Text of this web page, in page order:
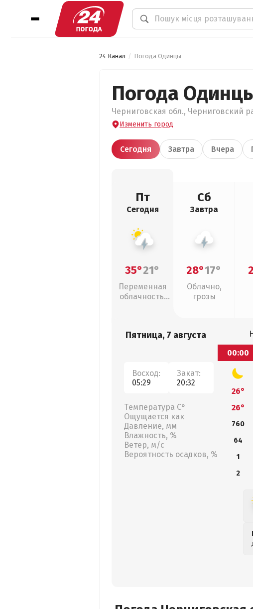
24 Канал Погода Одинцы
Погода
Черниговская обл., Черниговский
Изменить город
Сегодня Завтра Вчера
Пт
Сегодня
35°21°
Переменная
облачность,
Сб
Завтра
28°17°
Облачно,
грозы
Пятница, 7 августа
Восход:
05:29
Закат:
20:32
Температура С°
Ощущается как
Давление, мм
Влажность, %
Ветер, м/с
Вероятность осадков, %
00:00
26°
26°
760
64
1
2